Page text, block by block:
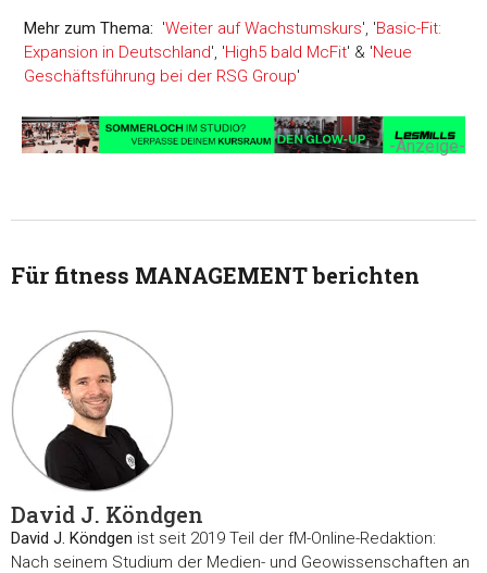
Mehr zum Thema: 'Weiter auf Wachstumskurs', 'Basic-Fit:
Expansion in Deutschland', 'High5 bald McFit' & 'Neue
Geschäftsführung bei der RSG Group'
-Anzeige-
Für fitness MANAGEMENT berichten
David J. Köndgen
David J. Köndgen ist seit 2019 Teil der fM-Online-Redaktion:
Nach seinem Studium der Medien- und Geowissenschaften an